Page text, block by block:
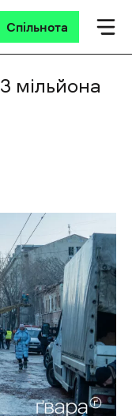
Спільнота
мільйона